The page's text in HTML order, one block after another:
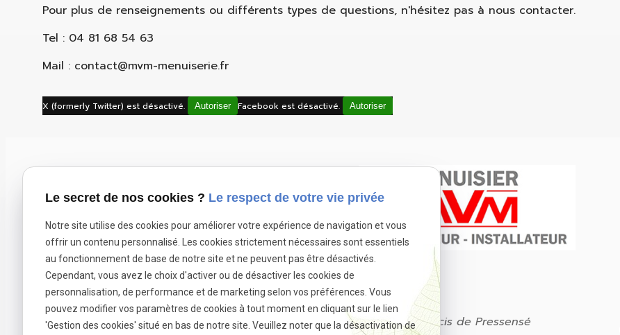
Pour plus de renseignements ou différents types de questions, n'hésitez pas à nous contacter.
Tel : 04 81 68 54 63
Mail : contact@mvm-menuiserie.fr
X (formerly Twitter) est désactivé. Autoriser Facebook est désactivé. Autoriser
Contact
04 81 68 54 63
Adresse
201 avenue Francis de Pressensé
Le secret de nos cookies ? Le respect de votre vie privée
Notre site utilise des cookies pour améliorer votre expérience de navigation et vous
offrir un contenu personnalisé. Les cookies strictement nécessaires sont essentiels
au fonctionnement de base de notre site et ne peuvent pas être désactivés.
Cependant, vous avez le choix d'activer ou de désactiver les cookies de
personnalisation, de performance et de marketing selon vos préférences. Vous
pouvez modifier vos paramètres de cookies à tout moment en cliquant sur le lien
'Gestion des cookies' situé en bas de notre site. Veuillez noter que la désactivation de